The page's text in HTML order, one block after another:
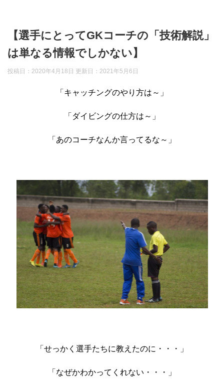
【選手にとってGKコーチの「技術解説」
は単なる情報でしかない】
投稿日：2020年4月18日 更新日： 2021年5月6日
「キャッチングのやり方は～」
「ダイビングの仕方は～」
「あのコーチなんか言ってるな～」
「せっかく選手たちに教えたのに・・・」
「なぜかわかってくれない・・・」